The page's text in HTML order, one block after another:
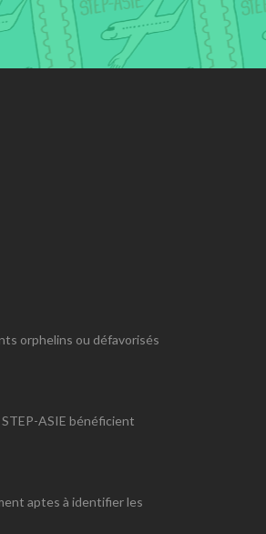
orphelins ou défavorisés
ASIE bénéficient
aptes à identifier les